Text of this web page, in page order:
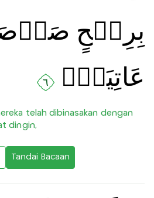
بِرِيۡحٍ
عَاتِيَةٍۙ‏ ٦
telah dibinasakan dengan
dingin,
Tandai Bacaan